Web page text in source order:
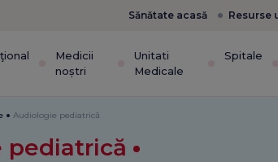
Sănătate acasă Resurse
Medicii
noștri
Unitati
Medicale
Spitale
Audiologie pediatrică
pediatrică